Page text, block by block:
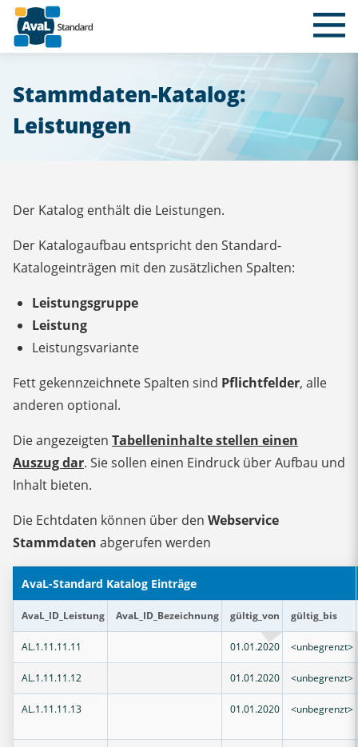
Stammdaten-Katalog:
Leistungen
Der Katalog enthält die Leistungen.
Der Katalogaufbau entspricht den Standard-
Katalogeinträgen mit den zusätzlichen Spalten:
Leistungsgruppe
Leistung
Leistungsvariante
Fett gekennzeichnete Spalten sind Pflichtfelder, alle
anderen optional.
Die angezeigten Tabelleninhalte stellen einen
Auszug dar. Sie sollen einen Eindruck über Aufbau und
Inhalt bieten.
Die Echtdaten können über den Webservice
Stammdaten abgerufen werden
AvaL-Standard Katalog Einträge
AvaL_ID_Leistung AvaL_ID_Bezeichnung gültig_von gültig_bis
AL.1.11.11.11 01.01.2020 <unbegrenzt>
AL.1.11.11.12 01.01.2020 <unbegrenzt>
AL.1.11.11.13 01.01.2020 <unbegrenzt>
Der
Gremien/
Kontakt/
AvaL auf